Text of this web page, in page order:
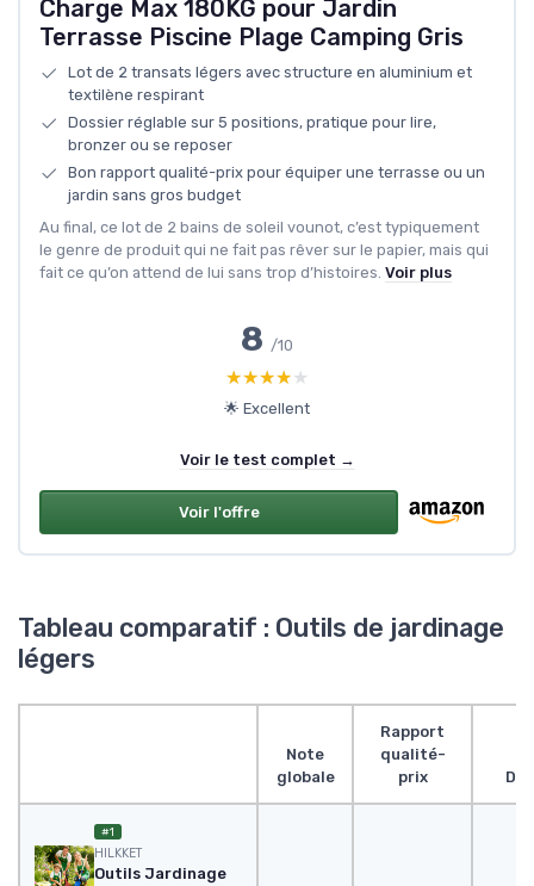
Charge Max 180KG pour Jardin
Terrasse Piscine Plage Camping Gris
Lot de 2 transats légers avec structure en aluminium et
textilène respirant
Dossier réglable sur 5 positions, pratique pour lire,
bronzer ou se reposer
Bon rapport qualité-prix pour équiper une terrasse ou un
jardin sans gros budget
Au final, ce lot de 2 bains de soleil vounot, c’est typiquement
le genre de produit qui ne fait pas rêver sur le papier, mais qui
fait ce qu’on attend de lui sans trop d’histoires. Voir plus
8 /10
★★★★★
★★★★★
🌟 Excellent
Voir le test complet →
Voir l'offre
Tableau comparatif : Outils de jardinage
légers
Note
globale
Rapport
qualité-
prix
#1
HILKKET
Outils Jardinage